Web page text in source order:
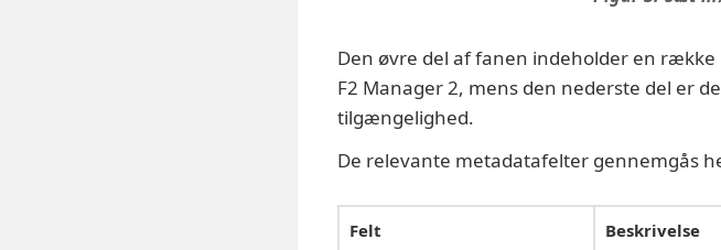
Den øvre del af fanen indeholder en
F2 Manager 2, mens den nederste del er
tilgængelighed.
De relevante metadatafelter gennemgås
Felt Beskrivelse